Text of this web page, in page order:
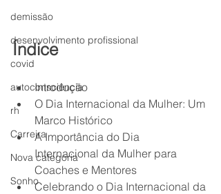
demissão
desenvolvimento profissional
covid
autoconsciência
rh
Carreira
Nova categoria
Sonho
Índice
Introdução
O Dia Internacional da Mulher: Um
Marco Histórico
A Importância do Dia
Internacional da Mulher para
Coaches e Mentores
Celebrando o Dia Internacional da